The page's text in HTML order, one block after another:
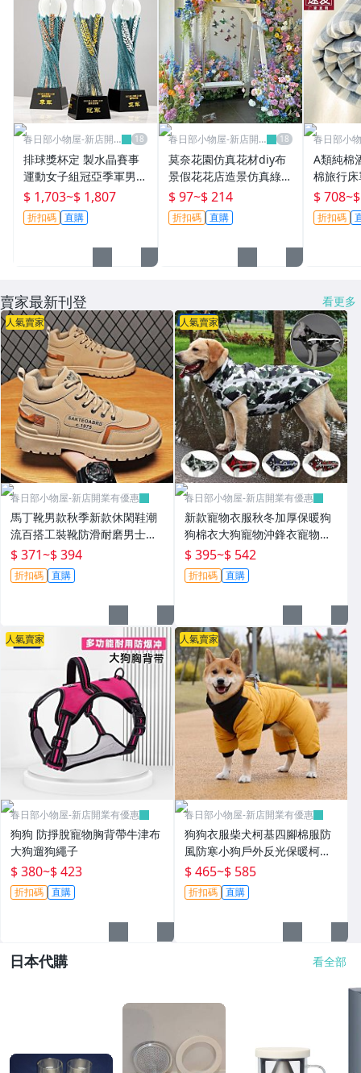
春日部小物屋-新店開
排球獎杯定 製水晶賽事
運動女子組冠亞季軍男女
排比賽獎牌現貨製-春日
部小物屋
$ 1,703~$ 1,807
折扣碼 直購
春日部小物屋-新店開
莫奈花園仿真花材diy布
景假花花店造景仿真綠植
網紅打卡拍照道具-春日
部小物屋
$ 97~$ 214
折扣碼 直購
春日部小
A類純棉
棉旅行
差四件
部小物屋
$ 708~
折扣碼
賣家最新刊登 看更多
人氣賣家
春日部小物屋-新店開業有優惠
馬丁靴男款秋季新款休閑鞋潮
流百搭工裝靴防滑耐磨男士工
作鞋
$ 371~$ 394
折扣碼 直購
人氣賣家
春日部小物屋-新店開業有優惠
新款寵物衣服秋冬加厚保暖狗
狗棉衣大狗寵物沖鋒衣寵物服
裝
$ 395~$ 542
折扣碼 直購
人氣賣家
春日部小物屋-新店開業有優惠
狗狗 防掙脫寵物胸背帶牛津布
大狗遛狗繩子
$ 380~$ 423
折扣碼 直購
人氣賣家
春日部小物屋-新店開業有優惠
狗狗衣服柴犬柯基四腳棉服防
風防寒小狗戶外反光保暖柯基
四腳全包
$ 465~$ 585
折扣碼 直購
日本代購 看全部